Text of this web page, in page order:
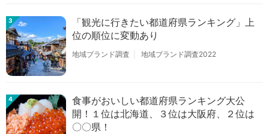
3
「観光に行きたい都道府県ランキング」上
位の順位に変動あり
地域ブランド調査 地域ブランド調査2022
4
食事がおいしい都道府県ランキング大公
開！１位は北海道、３位は大阪府、２位は
〇〇県！